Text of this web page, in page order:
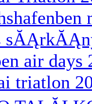
air days
triatlon